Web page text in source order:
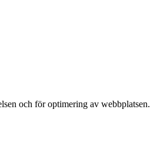
och för optimering av webbplatsen.